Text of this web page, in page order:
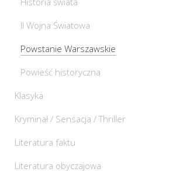
II Wojna Światowa
Powstanie Warszawskie
Powieść historyczna
Klasyka
Kryminał / Sensacja / Thriller
Literatura faktu
Literatura obyczajowa